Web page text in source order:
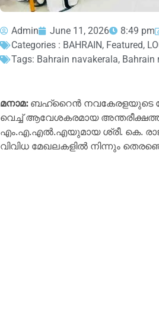
Admin June 11, 2026 8:49 pm
Categories : BAHRAIN, Featured,
Tags: Bahrain navakerala, Bahrain
മനാമ:ബഹ്‌റൈൻ നവകേരളയുടെ
വെച്ച് ആവേശകരമായ
എം.എ.എൽ.എയുമായ ശ്രീ. കെ.
വിവിധ മേഖലകളിൽ നിന്നും